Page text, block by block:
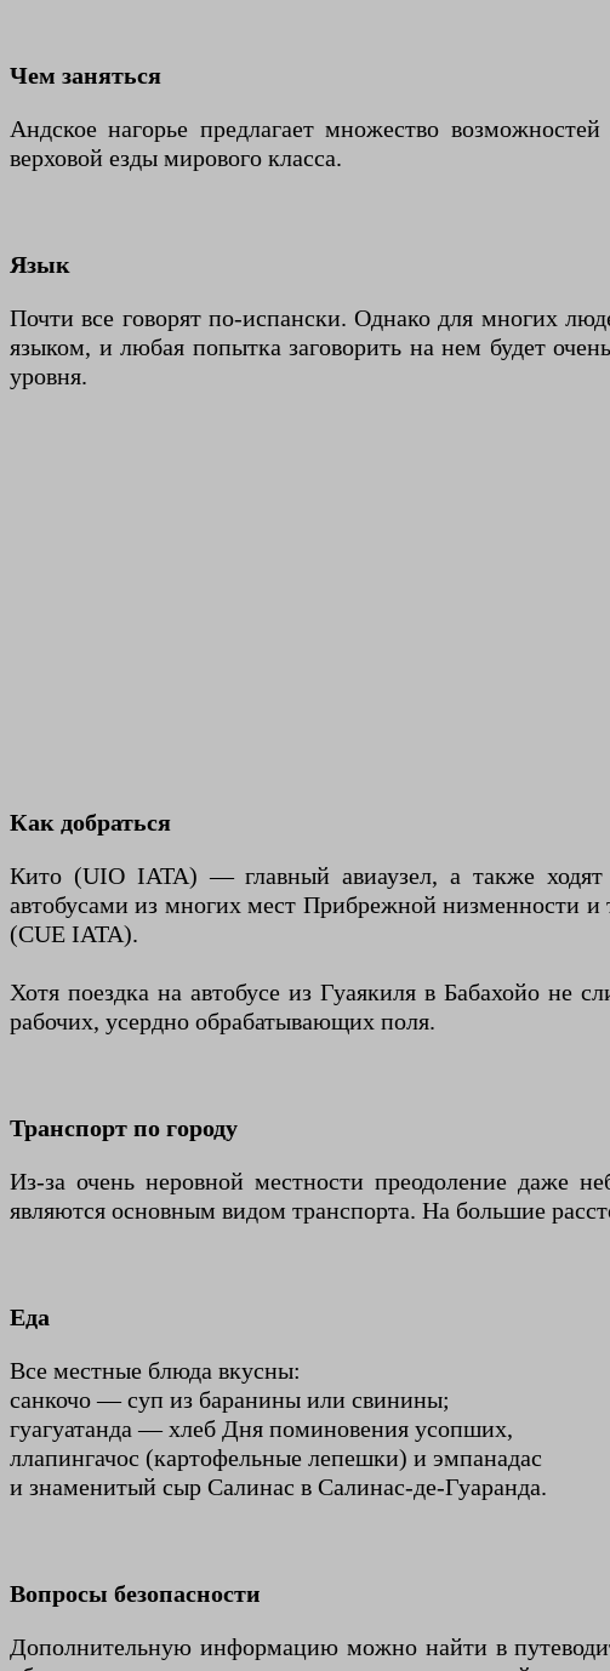
Чем заняться
Андское нагорье предлагает множество
верховой езды мирового класса.
Язык
Почти все говорят по-испански. Однако для многих
языком, и любая попытка заговорить на нем будет
уровня.
Как добраться
Кито (UIO IATA) — главный авиаузел, а также
автобусами из многих мест Прибрежной низменности
(CUE IATA).
Хотя поездка на автобусе из Гуаякиля в Бабахойо не
рабочих, усердно обрабатывающих поля.
Транспорт по городу
Из-за очень неровной местности преодоление даже
являются основным видом транспорта. На большие
Еда
Все местные блюда вкусны:
санкочо — суп из баранины или свинины;
гуагуатанда — хлеб Дня поминовения усопших,
ллапингачос (картофельные лепешки) и эмпанадас
и знаменитый сыр Салинас в Салинас-де-Гуаранда.
Вопросы безопасности
Дополнительную информацию можно найти в